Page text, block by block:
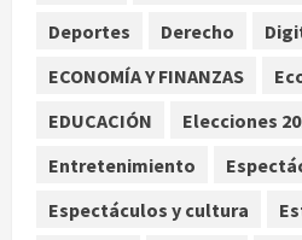
agosto 9, 2026
Palacio de
‘Hades: The
Deportes
Derecho
ECONOMÍA Y FINANZAS
EDUCACIÓN
Elecciones
Entretenimiento
Espectáculos y cultura